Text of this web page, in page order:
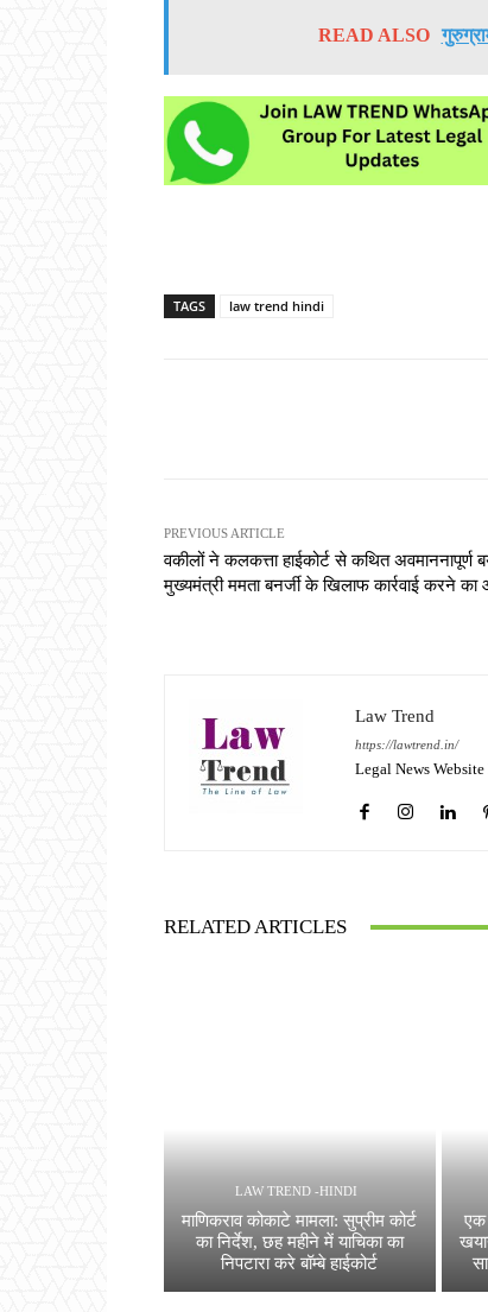
READ ALSO
TAGS law trend hindi
PREVIOUS ARTICLE
वकीलों ने कलकत्ता हाईकोर्ट से कथित अवमाननापूर्ण
मुख्यमंत्री ममता बनर्जी के खिलाफ कार्रवाई करने का
Law Trend
https://lawtrend.in/
Legal News
RELATED ARTICLES
LAW TREND -HINDI
माणिकराव कोकाटे मामला: सुप्रीम कोर्ट
का निर्देश, छह महीने में याचिका का
निपटारा करे बॉम्बे हाईकोर्ट
एक